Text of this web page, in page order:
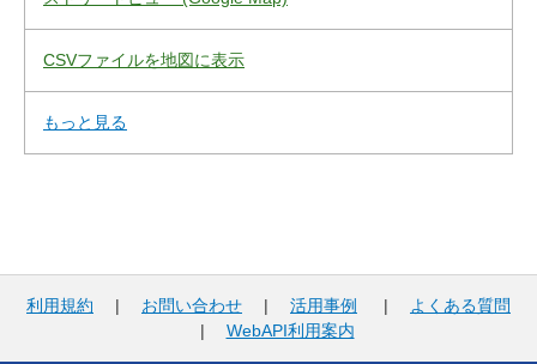
CSVファイルを地図に表示
もっと見る
利用規約 | お問い合わせ | 活用事例 |
よくある質問
| WebAPI利用案内